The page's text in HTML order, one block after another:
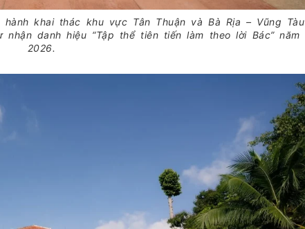
khai thác khu vực Tân Thuận và Bà Rịa – Vũng Tàu
danh hiệu “Tập thể tiên tiến làm theo lời Bác” năm
2026.